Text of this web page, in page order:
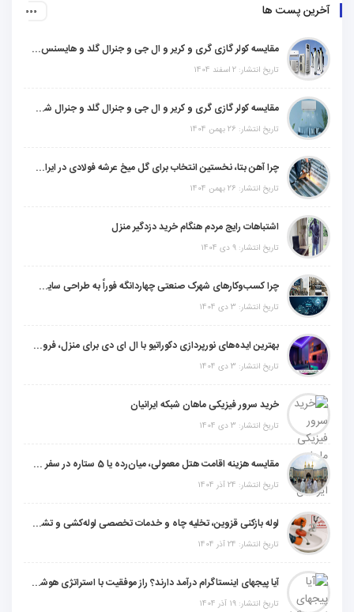
آخرین پست ها
مقایسه کولر گازی گری و کریر و ال جی و جنرال گلد و هایسنس و مدیا و اجنرال
تاریخ انتشار: 2 اسفند 1404
مقایسه کولر گازی گری و کریر و ال جی و جنرال گلد و جنرال شکار و سامسونگ و یونیوا
تاریخ انتشار: 26 بهمن 1404
چرا آهن بتا، نخستین انتخاب برای گل میخ عرشه فولادی در ایران است؟
تاریخ انتشار: 26 بهمن 1404
اشتباهات رایج مردم هنگام خرید دزدگیر منزل
تاریخ انتشار: 9 دی 1404
چرا کسب‌وکارهای شهرک صنعتی چهاردانگه فوراً به طراحی سایت نیاز دارند؟
تاریخ انتشار: 3 دی 1404
بهترین ایده‌های نورپردازی دکوراتیو با ال ای دی برای منزل، فروشگاه و دفتر کار
تاریخ انتشار: 3 دی 1404
خرید سرور فیزیکی ماهان شبکه ایرانیان
تاریخ انتشار: 3 دی 1404
مقایسه هزینه اقامت هتل معمولی، میان‌رده یا 5 ستاره در سفر زیارتی عراق
تاریخ انتشار: 24 آذر 1404
لوله بازکنی قزوین، تخلیه چاه و خدمات تخصصی لوله‌کشی و تشخیص ترکیدگی
تاریخ انتشار: 24 آذر 1404
آیا پیجهای اینستاگرام درآمد دارند؟ راز موفقیت با استراتژی هوشمندانه
تاریخ انتشار: 19 آذر 1404